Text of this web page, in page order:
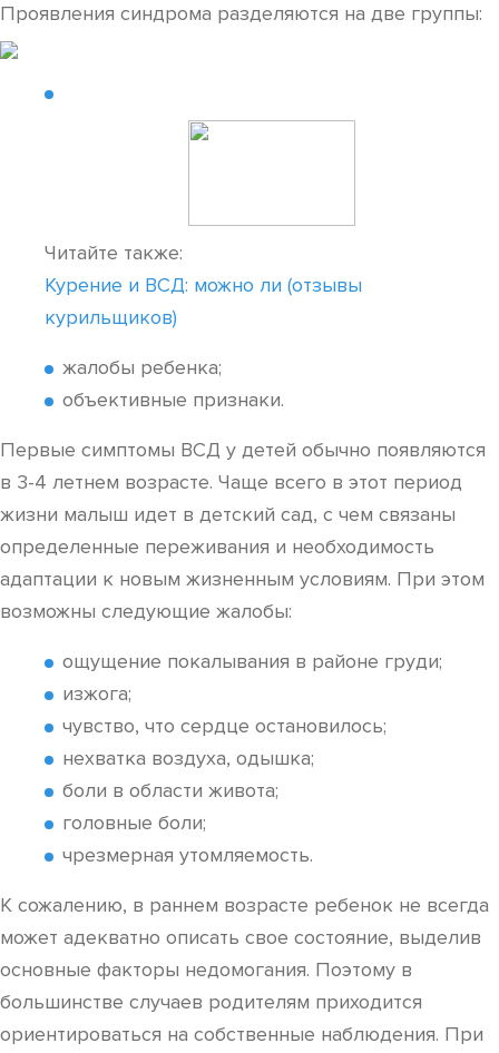
Проявления синдрома разделяются на две группы:
Читайте также:
Курение и ВСД: можно ли (отзывы
курильщиков)
жалобы ребенка;
объективные признаки.
Первые симптомы ВСД у детей обычно появляются
в 3-4 летнем возрасте. Чаще всего в этот период
жизни малыш идет в детский сад, с чем связаны
определенные переживания и необходимость
адаптации к новым жизненным условиям. При этом
возможны следующие жалобы:
ощущение покалывания в районе груди;
изжога;
чувство, что сердце остановилось;
нехватка воздуха, одышка;
боли в области живота;
головные боли;
чрезмерная утомляемость.
К сожалению, в раннем возрасте ребенок не всегда
может адекватно описать свое состояние, выделив
основные факторы недомогания. Поэтому в
большинстве случаев родителям приходится
ориентироваться на собственные наблюдения. При